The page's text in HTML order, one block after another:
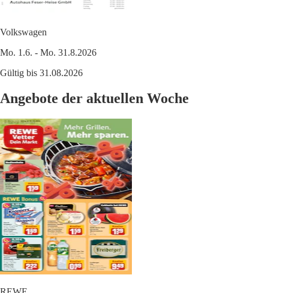
Volkswagen
Mo. 1.6. - Mo. 31.8.2026
Gültig bis 31.08.2026
Angebote der aktuellen Woche